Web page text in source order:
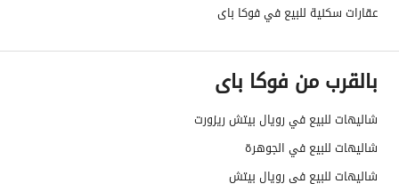
عقارات سكنية للبيع في فوكا باى
بالقرب من فوكا باى
شاليهات للبيع في رويال بيتش ريزورت
شاليهات للبيع في الجوهرة
شاليهات للبيع في رويال بيتش